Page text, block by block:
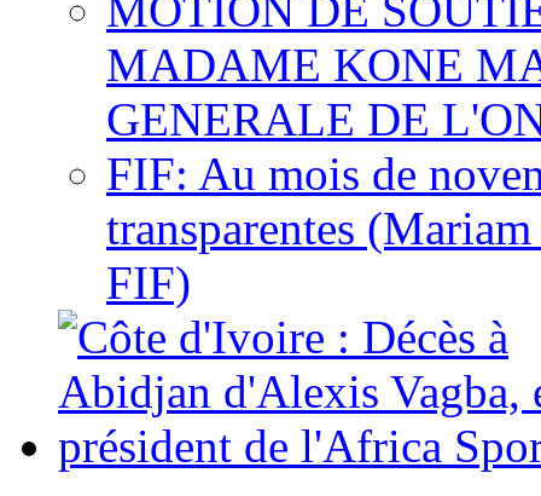
MADAME KONE
GENERALE DE
FIF: Au mois de
transparentes
FIF)